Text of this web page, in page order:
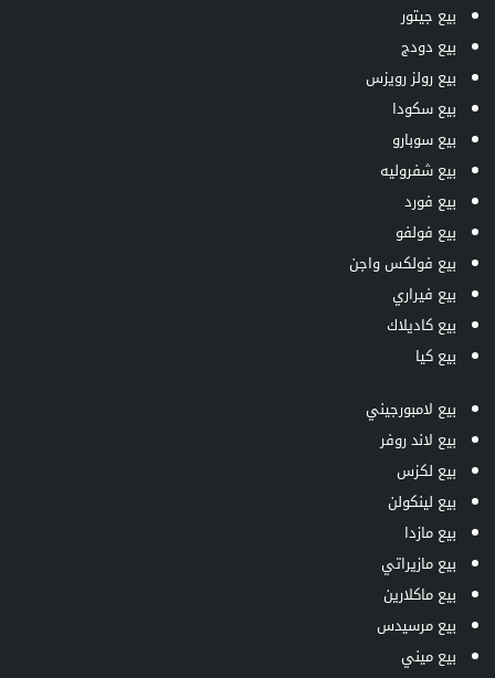
بيع جيتور
بيع دودج
بيع رولز رويزس
بيع سكودا
بيع سوبارو
بيع شفروليه
بيع فورد
بيع فولفو
بيع فولكس واجن
بيع فيراري
بيع كاديلاك
بيع كيا
بيع لامبورجيني
بيع لاند روفر
بيع لكزس
بيع لينكولن
بيع مازدا
بيع مازيراتي
بيع ماكلارين
بيع مرسيدس
بيع ميني